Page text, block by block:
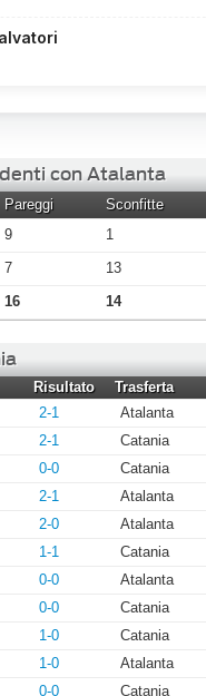
con Atalanta
Pareggi Sconfitte
9 1
7 13
16 14
Risultato Trasferta
2-1 Atalanta
2-1 Catania
0-0 Catania
2-1 Atalanta
2-0 Atalanta
1-1 Catania
0-0 Atalanta
0-0 Catania
1-0 Catania
1-0 Atalanta
0-0 Catania